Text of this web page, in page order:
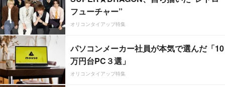
フューチャー”
オリコンタイアップ特集
パソコンメーカー社員が本気で選んだ「10
万円台PC３選」
オリコンタイアップ特集